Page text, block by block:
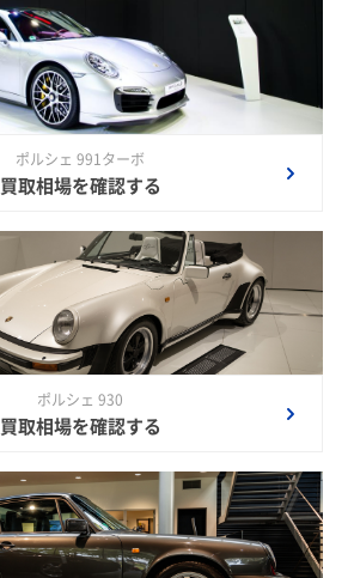
ポルシェ 991ターボ
買取相場を確認する
ポルシェ 930
買取相場を確認する